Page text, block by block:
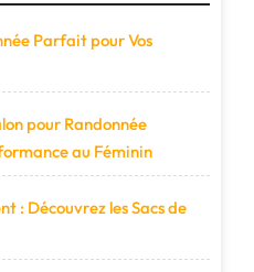
Parfait pour Vos
pour Randonnée
au Féminin
: Découvrez les Sacs de